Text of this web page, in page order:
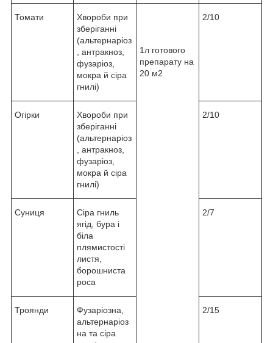
Томати
Хвороби при
зберіганні
(альтернаріоз
, антракноз,
фузаріоз,
мокра й сіра
гнилі)
1л готового
препарату на
20 м2
2/10
Огірки
Хвороби при
зберіганні
(альтернаріоз
, антракноз,
фузаріоз,
мокра й сіра
гнилі)
2/10
Суниця
Сіра гниль
ягід, бура і
біла
плямистості
листя,
борошниста
роса
2/7
Троянди
Фузаріозна,
альтернаріоз
на та сіра
2/15